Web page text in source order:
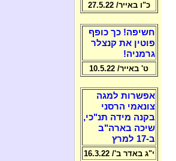
כ"ו באייר/ 27.5.22
חשיפה! כך כופף
פוטין את קנצלר
גרמניה!
ט' באייר/ 10.5.22
אפשרות למגה
צונאמי הרסני
בקנה מידה תנ"כי,
שיכה בארה"ב
ב-17 למרץ
י"ג באדר ב'/ 16.3.22